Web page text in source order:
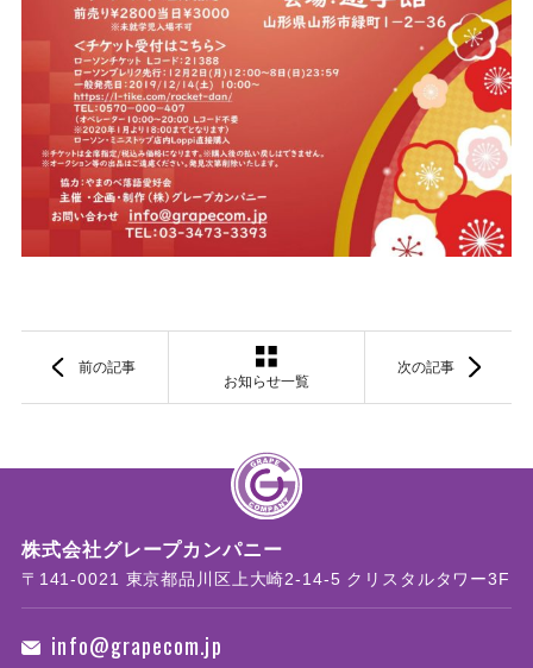
前の記事
お知らせ一覧
次の記事
株式会社グレープカンパニー
〒141-0021 東京都品川区上大崎2-14-5 クリスタルタワー3F
info@grapecom.jp